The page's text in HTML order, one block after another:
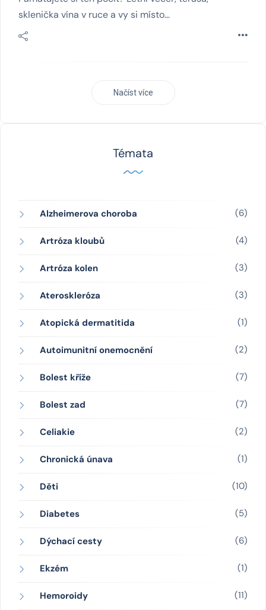
sklenička vína v ruce a vy si místo…
Načíst více
Témata
Alzheimerova choroba (6)
Artróza kloubů (4)
Artróza kolen (3)
Ateroskleróza (3)
Atopická dermatitida (1)
Autoimunitní onemocnění (2)
Bolest kříže (7)
Bolest zad (7)
Celiakie (2)
Chronická únava (1)
Děti (10)
Diabetes (5)
Dýchací cesty (6)
Ekzém (1)
Hemoroidy (11)